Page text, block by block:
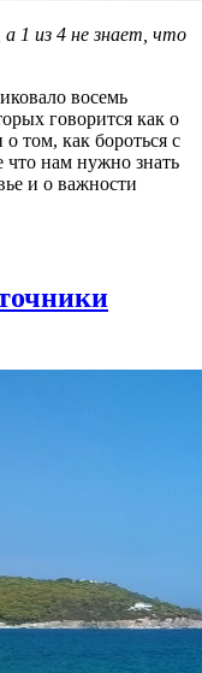
а 1 из 4 не знает, что
восемь
говорится как о
о том, как бороться с
нам нужно знать
и о важности